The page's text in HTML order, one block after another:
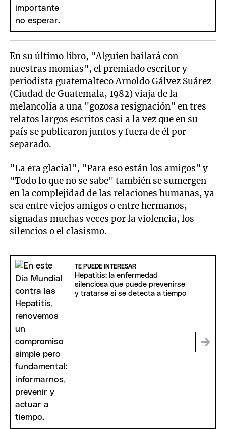
En su último libro, "Alguien bailará con
nuestras momias", el premiado escritor y
periodista guatemalteco Arnoldo Gálvez Suárez
(Ciudad de Guatemala, 1982) viaja de la
melancolía a una "gozosa resignación" en tres
relatos largos escritos casi a la vez que en su
país se publicaron juntos y fuera de él por
separado.
"La era glacial", "Para eso están los amigos" y
"Todo lo que no se sabe" también se sumergen
en la complejidad de las relaciones humanas, ya
sea entre viejos amigos o entre hermanos,
signadas muchas veces por la violencia, los
silencios o el clasismo.
TE PUEDE INTERESAR
Hepatitis: la enfermedad
silenciosa que puede prevenirse
y tratarse si se detecta a tiempo